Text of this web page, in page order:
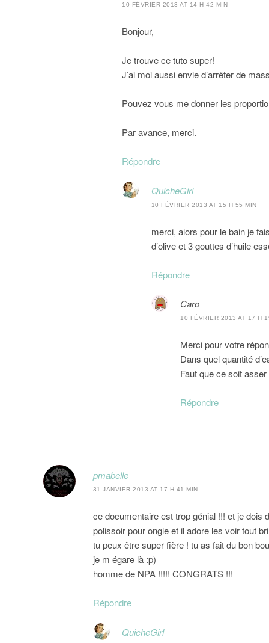
10 FÉVRIER 2013 AT 14 H 42 MIN
Bonjour,
Je trouve ce tuto super!
J’ai moi aussi envie d’arrêter de
Pouvez vous me donner les
Par avance, merci.
Répondre
QuicheGirl
10 FÉVRIER 2013 AT 15 H 55 MIN
merci, alors pour le bain je
d’olive et 3 gouttes d’huile
Répondre
Caro
10 FÉVRIER 2013 AT 17 H
Merci pour votre
Dans quel quantité
Faut que ce soit
Répondre
pmabelle
31 JANVIER 2013 AT 17 H 41 MIN
ce documentaire est trop génial !!! et je dois
polissoir pour ongle et il adore les voir tout
tu peux être super fière ! tu as fait du bon
je m égare là :p)
homme de NPA !!!!! CONGRATS !!!
Répondre
QuicheGirl